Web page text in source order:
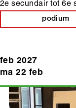
2e secundairtot6e
podium
feb 2027
ma 22 feb